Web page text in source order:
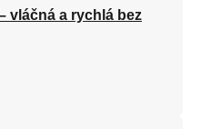
vláčná a rychlá bez